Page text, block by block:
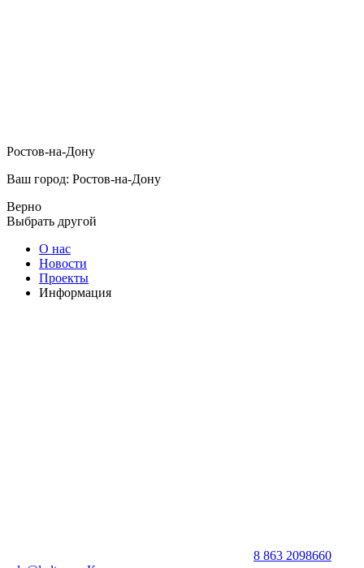
Ростов-на-Дону
Ваш город: Ростов-на-Дону
Верно
Выбрать другой
О нас
Новости
Проекты
Информация
8 863 2098660